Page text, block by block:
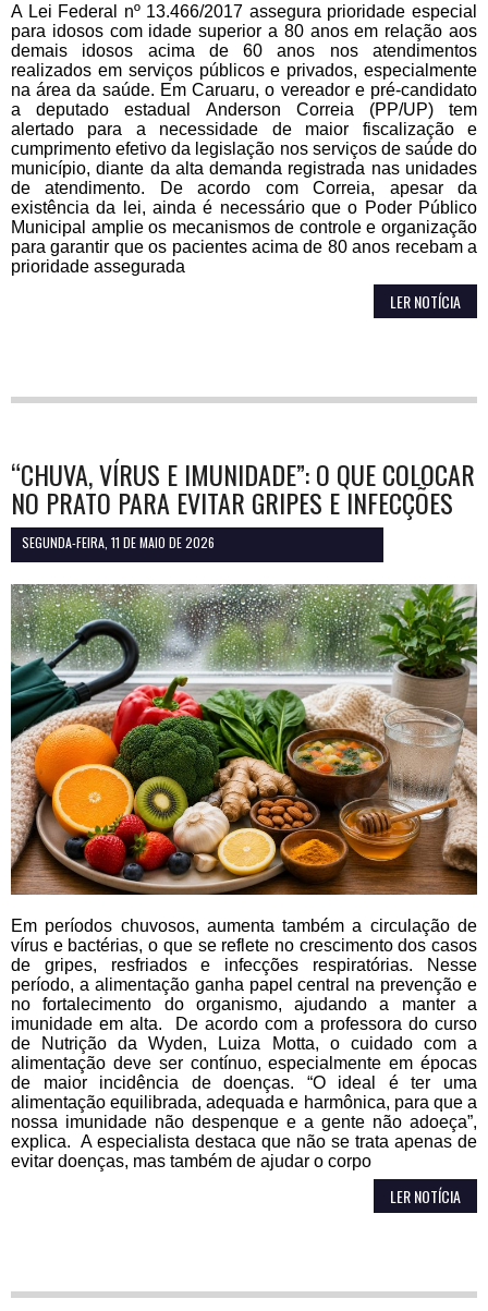
A Lei Federal nº 13.466/2017 assegura prioridade especial
para idosos com idade superior a 80 anos em relação aos
demais idosos acima de 60 anos nos atendimentos
realizados em serviços públicos e privados, especialmente
na área da saúde. Em Caruaru, o vereador e pré-candidato
a deputado estadual Anderson Correia (PP/UP) tem
alertado para a necessidade de maior fiscalização e
cumprimento efetivo da legislação nos serviços de saúde do
município, diante da alta demanda registrada nas unidades
de atendimento. De acordo com Correia, apesar da
existência da lei, ainda é necessário que o Poder Público
Municipal amplie os mecanismos de controle e organização
para garantir que os pacientes acima de 80 anos recebam a
prioridade assegurada
LER NOTÍCIA
“CHUVA, VÍRUS E IMUNIDADE”: O QUE COLOCAR
NO PRATO PARA EVITAR GRIPES E INFECÇÕES
SEGUNDA-FEIRA, 11 DE MAIO DE 2026
Em períodos chuvosos, aumenta também a circulação de
vírus e bactérias, o que se reflete no crescimento dos casos
de gripes, resfriados e infecções respiratórias. Nesse
período, a alimentação ganha papel central na prevenção e
no fortalecimento do organismo, ajudando a manter a
imunidade em alta. De acordo com a professora do curso
de Nutrição da Wyden, Luiza Motta, o cuidado com a
alimentação deve ser contínuo, especialmente em épocas
de maior incidência de doenças. “O ideal é ter uma
alimentação equilibrada, adequada e harmônica, para que a
nossa imunidade não despenque e a gente não adoeça”,
explica. A especialista destaca que não se trata apenas de
evitar doenças, mas também de ajudar o corpo
LER NOTÍCIA